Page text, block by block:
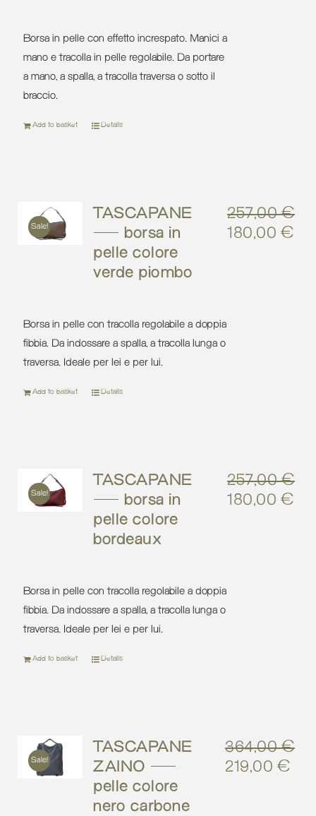
Borsa in pelle con effetto increspato. Manici a
mano e tracolla in pelle regolabile. Da portare
a mano, a spalla, a tracolla traversa o sotto il
braccio.
Add to basket Details
Sale!
TASCAPANE
– borsa in
pelle colore
verde piombo
257,00€
Original
180,00€
Borsa in pelle con tracolla regolabile a doppia
fibbia. Da indossare a spalla, a tracolla lunga o
traversa. Ideale per lei e per lui.
Add to basket Details
Sale!
TASCAPANE
– borsa in
pelle colore
bordeaux
257,00€
Original
180,00€
Borsa in pelle con tracolla regolabile a doppia
fibbia. Da indossare a spalla, a tracolla lunga o
traversa. Ideale per lei e per lui.
Add to basket Details
Sale!
TASCAPANE
ZAINO –
pelle colore
nero carbone
364,00€
Original
219,00€